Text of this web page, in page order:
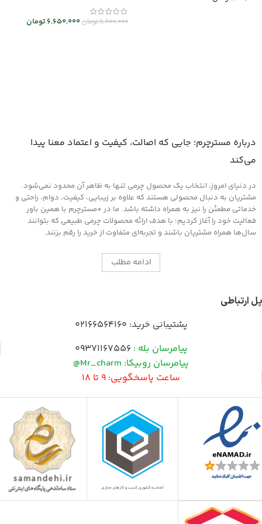
11,800,000تومان6,650,000 تومان
درباره مسترچرم؛ جایی که اصالت، کیفیت و اعتماد معنا پیدا
می‌کند
در دنیای امروز، انتخاب یک محصول چرمی تنها به ظاهر آن محدود نمی‌شود.
مشتریان به دنبال محصولی هستند که علاوه بر زیبایی، کیفیت، دوام، راحتی و
خدماتی مطمئن را نیز به همراه داشته باشد. ما در *مسترچرم با همین باور
فعالیت خود را آغاز کردیم؛ با هدف ارائه محصولات چرمی طبیعی که بتوانند
سال‌ها همراه مشتریان باشند و تجربه‌ای متفاوت از خرید را رقم بزنند.
ادامه مطلب
پل ارتباطی
پشتیبانی خرید: 02166564160
پیامرسان بله : 09371167556
پیامرسان روبیکا: Mr_charm@
ساعت پاسخگویی: 9 تا 18